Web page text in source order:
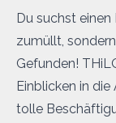
Du suchst
zumüllt,
Gefunden!
Einblicken in
tolle